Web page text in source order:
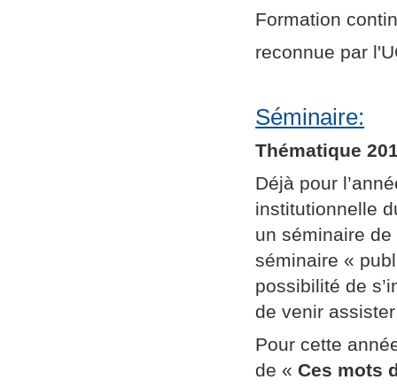
Formation
reconnue par
Séminaire:
Thématique
Déjà pour
institutionnelle
un séminaire
séminaire «
possibilité de
de venir
Pour cette
de « Ces mots